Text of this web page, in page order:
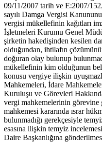
09/11/2007 tarih ve E:2007/
sayılı Damga Vergisi
vergisi mükellefinin kağıtları
İşletmeleri Kurumu Genel
şirketin hakedişinden kesilen
olduğundan, ihtilafın
doğuran olay bulunup
mükellefinin kim olduğunun
konusu vergiye ilişkin
Mahkemeleri, İdare
Kuruluşu ve Görevleri
vergi mahkemelerinin görevine
mahkemesi kararında ısrar
bulunmadığı gerekçesiyle
esasına ilişkin temyiz
Daire Başkanlığına